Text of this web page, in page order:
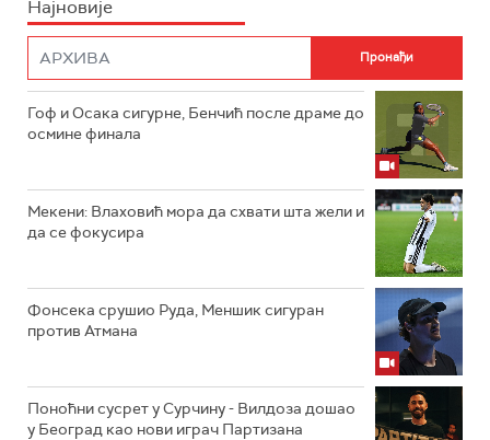
Најновије
Гоф и Осака сигурне, Бенчић после драме до
осмине финала
Мекени: Влаховић мора да схвати шта жели и
да се фокусира
Фонсека срушио Руда, Меншик сигуран
против Атмана
Поноћни сусрет у Сурчину - Вилдоза дошао
у Београд као нови играч Партизана